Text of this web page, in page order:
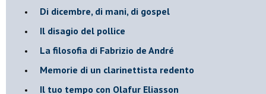
​Di dicembre, di mani, di gospel
​Il disagio del pollice
​La filosofia di Fabrizio de André
Memorie di un clarinettista redento
​Il tuo tempo con Olafur Eliasson